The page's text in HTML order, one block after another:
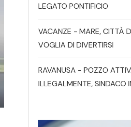
LEGATO PONTIFICIO
VACANZE - MARE, CITTÀ
VOGLIA DI DIVERTIRSI
RAVANUSA - POZZO
ILLEGALMENTE, SINDACO